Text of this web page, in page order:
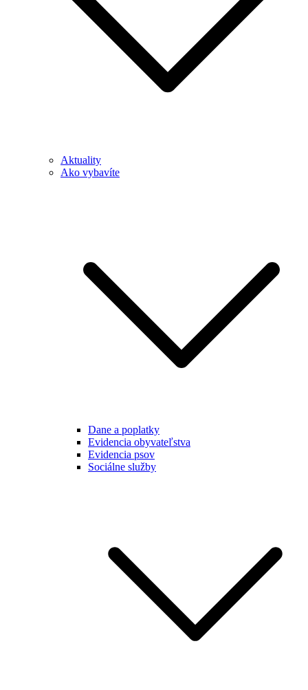
Aktuality
Ako vybavíte
Dane a poplatky
Evidencia obyvateľstva
Evidencia psov
Sociálne služby